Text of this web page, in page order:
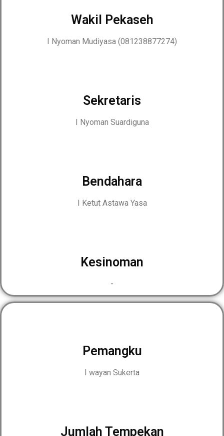
Wakil Pekaseh
I Nyoman Mudiyasa (081238877274)
Sekretaris
I Nyoman Suardiguna
Bendahara
I Ketut Astawa Yasa
Kesinoman
-
Pemangku
I wayan Sukerta
Jumlah Tempekan